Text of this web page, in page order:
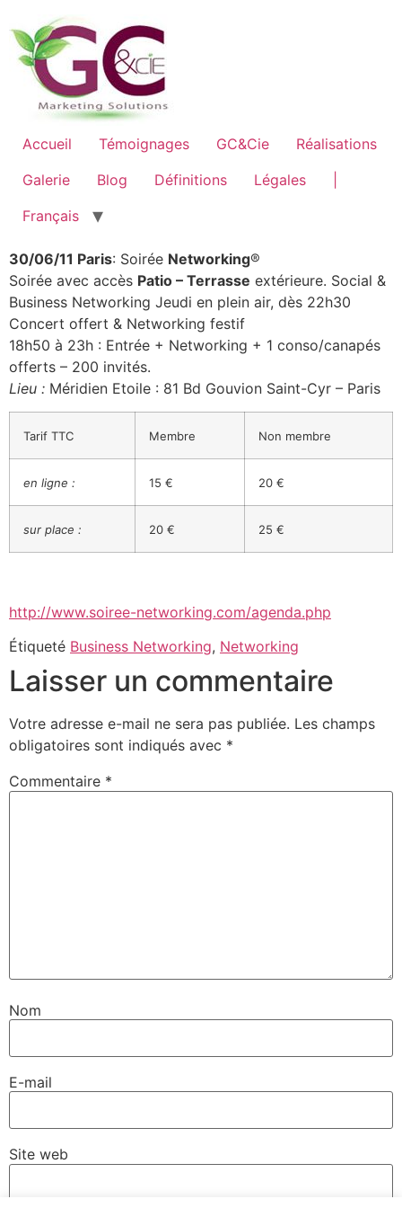
Accueil Témoignages GC&Cie
Réalisations
Galerie
Blog Définitions Légales
Français
30/06/11 Paris: Soirée Networking®
Soirée avec accès Patio – Terrasse extérieure. Social &
Business Networking Jeudi en plein air, dès 22h30
Concert offert & Networking festif
18h50 à 23h : Entrée + Networking + 1 conso/canapés
offerts – 200 invités.
Lieu : Méridien Etoile : 81 Bd Gouvion Saint-Cyr – Paris
Tarif TTC Membre Non membre
en ligne : 15 € 20 €
sur place : 20 € 25 €
http://www.soiree-networking.com/agenda.php
Étiqueté Business Networking, Networking
Laisser un commentaire
Votre adresse e-mail ne sera pas publiée. Les champs
obligatoires sont indiqués avec *
Commentaire *
Nom
E-mail
Site web